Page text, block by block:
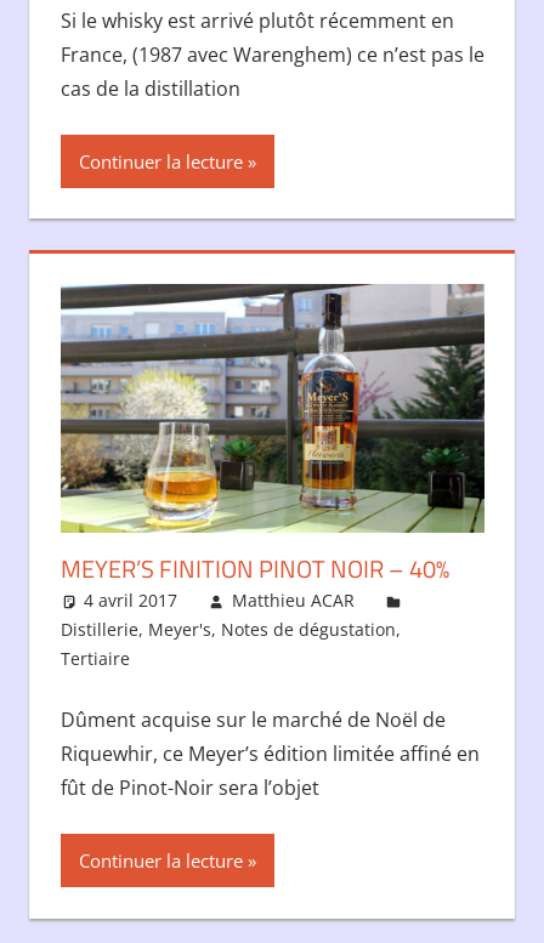
Si le whisky est arrivé plutôt récemment en
France, (1987 avec Warenghem) ce n’est pas le
cas de la distillation
Continuer la lecture
MEYER’S FINITION PINOT NOIR – 40%
4 avril 2017
Matthieu ACAR
Distillerie, Meyer's, Notes de dégustation,
Tertiaire
Dûment acquise sur le marché de Noël de
Riquewhir, ce Meyer’s édition limitée affiné en
fût de Pinot-Noir sera l’objet
Continuer la lecture